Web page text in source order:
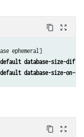
content_copy zoom_out_map
ephemeral]
database-size-diff
database-size-on-
content_copy zoom_out_map